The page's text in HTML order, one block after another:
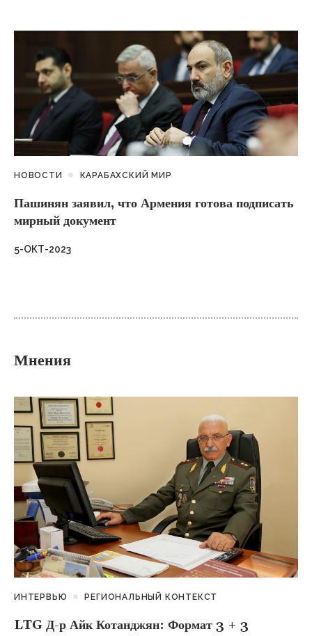
НОВОСТИ КАРАБАХСКИЙ МИР
Пашинян заявил, что Армения готова подписать
мирный документ
5-ОКТ-2023
Мнения
ИНТЕРВЬЮ РЕГИОНАЛЬНЫЙ КОНТЕКСТ
LTG Д-р Айк Котанджян: Формат 3 + 3